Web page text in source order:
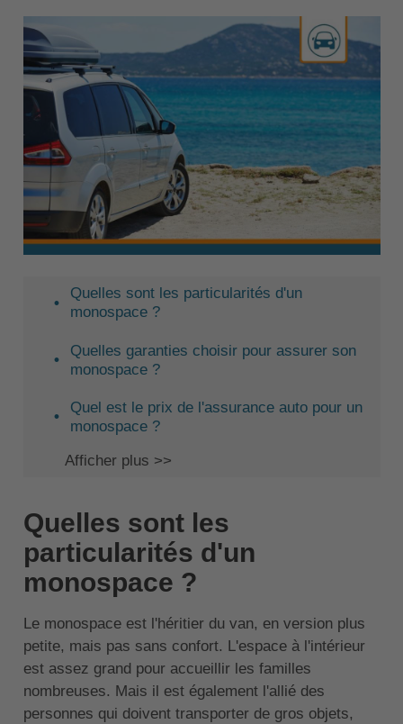
Quelles sont les particularités d'un
monospace ?
Quelles garanties choisir pour assurer son
monospace ?
Quel est le prix de l'assurance auto pour un
monospace ?
Afficher plus >>
Quelles sont les
particularités d'un
monospace ?
Le monospace est l'héritier du van, en version plus
petite, mais pas sans confort. L'espace à l'intérieur
est assez grand pour accueillir les familles
nombreuses. Mais il est également l'allié des
personnes qui doivent transporter de gros objets,